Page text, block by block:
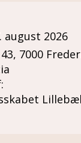
august 2026
7000